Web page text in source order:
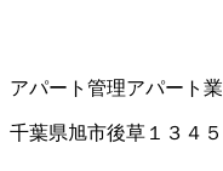
アパート管理アパート業
千葉県旭市後草１３４５